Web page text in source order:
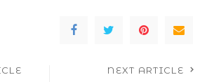
NEXT ARTICLE